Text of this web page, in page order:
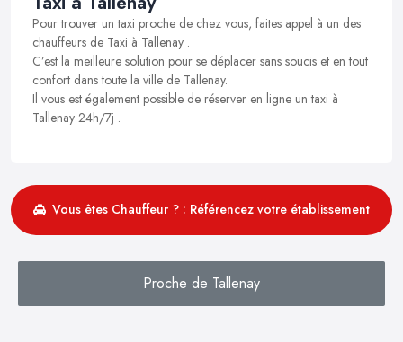
Pour trouver un taxi proche de chez vous, faites appel à un des
chauffeurs de Taxi à Tallenay .
C’est la meilleure solution pour se déplacer sans soucis et en tout
confort dans toute la ville de Tallenay.
Il vous est également possible de réserver en ligne un taxi à
Tallenay 24h/7j .
Vous êtes Chauffeur ? : Référencez votre établissement
Proche de Tallenay